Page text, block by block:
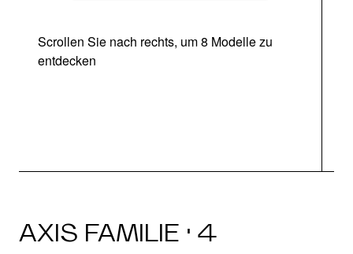
Scrollen Sie nach rechts, um 8 Modelle zu
entdecken
AXIS FAMILIE · 4